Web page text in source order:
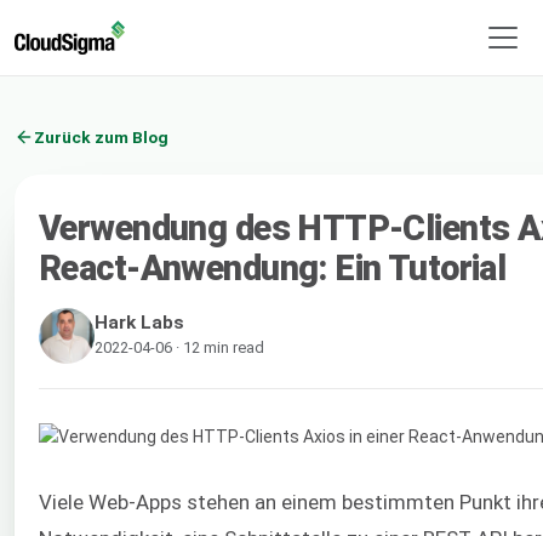
Zurück zum Blog
Verwendung des HTTP-Clients
React-Anwendung: Ein Tutorial
Hark Labs
2022-04-06 · 12 min read
Viele Web-Apps stehen an einem bestimmten Punkt